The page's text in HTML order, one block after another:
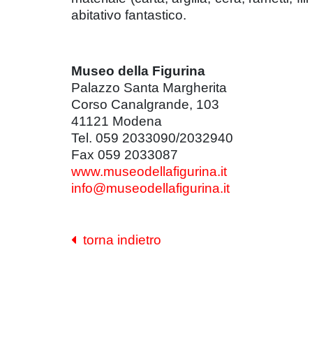
abitativo fantastico.
Museo della Figurina
Palazzo Santa Margherita
Corso Canalgrande, 103
41121 Modena
Tel. 059 2033090/2032940
Fax 059 2033087
www.museodellafigurina.it
info@museodellafigurina.it
torna indietro